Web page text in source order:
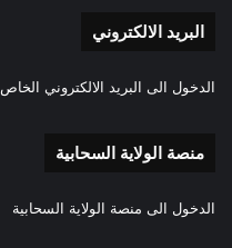
البريد الالكتروني
الدخول الى البريد الالكتروني الخاص
منصة الولاية السحابية
الدخول الى منصة الولاية السحابية